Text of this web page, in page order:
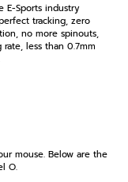
E-Sports industry
tracking, zero
no more spinouts,
less than 0.7mm
mouse. Below are the
O.